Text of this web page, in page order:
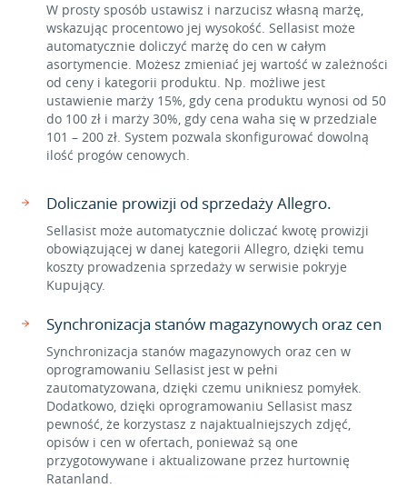
W prosty sposób ustawisz i narzucisz własną marżę,
wskazując procentowo jej wysokość. Sellasist może
automatycznie doliczyć marżę do cen w całym
asortymencie. Możesz zmieniać jej wartość w zależności
od ceny i kategorii produktu. Np. możliwe jest
ustawienie marży 15%, gdy cena produktu wynosi od 50
do 100 zł i marży 30%, gdy cena waha się w przedziale
101 – 200 zł. System pozwala skonfigurować dowolną
ilość progów cenowych.
Doliczanie prowizji od sprzedaży Allegro.
Sellasist może automatycznie doliczać kwotę prowizji
obowiązującej w danej kategorii Allegro, dzięki temu
koszty prowadzenia sprzedaży w serwisie pokryje
Kupujący.
Synchronizacja stanów magazynowych oraz cen
Synchronizacja stanów magazynowych oraz cen w
oprogramowaniu Sellasist jest w pełni
zautomatyzowana, dzięki czemu unikniesz pomyłek.
Dodatkowo, dzięki oprogramowaniu Sellasist masz
pewność, że korzystasz z najaktualniejszych zdjęć,
opisów i cen w ofertach, ponieważ są one
przygotowywane i aktualizowane przez hurtownię
Ratanland.